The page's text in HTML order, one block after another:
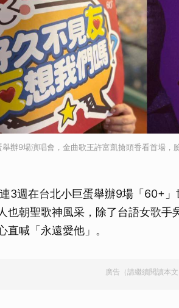
辦9場演唱會，金曲歌王許富凱搶頭香看首場，
3週在台北小巨蛋舉辦9場「60+
也朝聖歌神風采，除了台語女歌
直喊「永遠愛他」。
廣告（請繼續閱讀本文